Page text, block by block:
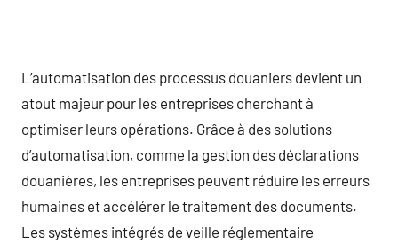
L’automatisation des processus douaniers devient un
atout majeur pour les entreprises cherchant à
optimiser leurs opérations. Grâce à des solutions
d’automatisation, comme la gestion des déclarations
douanières, les entreprises peuvent réduire les erreurs
humaines et accélérer le traitement des documents.
Les systèmes intégrés de veille réglementaire